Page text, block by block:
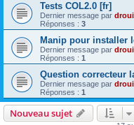
Tests COL2.0 [fr]
Dernier message par
Réponses : 3
Manip pour installer
Dernier message par
Réponses : 1
Question correcteur
Dernier message par
Réponses : 1
Nouveau sujet